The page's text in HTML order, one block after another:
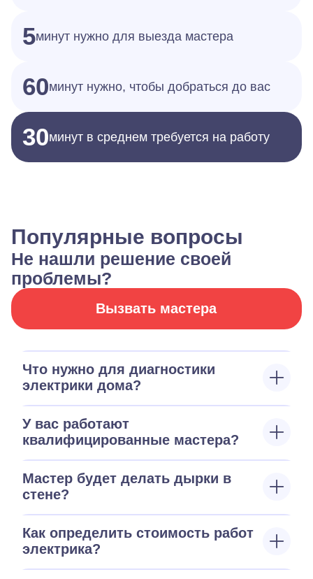
5минут нужно для выезда мастера
60минут нужно, чтобы добраться до вас
30минут в среднем требуется на работу
Популярные вопросы
Не нашли решение своей
проблемы?
Вызвать мастера
Что нужно для диагностики
электрики дома?
У вас работают
квалифицированные мастера?
Мастер будет делать дырки в
стене?
Как определить стоимость работ
электрика?